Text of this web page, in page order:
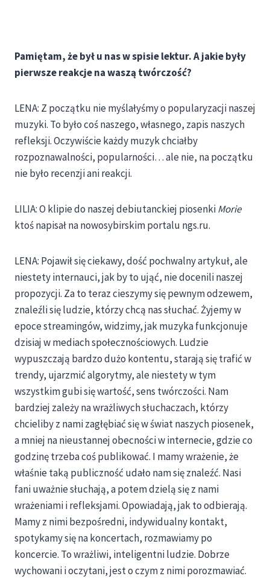
Pamiętam, że był u nas w spisie lektur. A jakie były
pierwsze reakcje na waszą twórczość?
LENA: Z początku nie myślałyśmy o popularyzacji naszej
muzyki. To było coś naszego, własnego, zapis naszych
refleksji. Oczywiście każdy muzyk chciałby
rozpoznawalności, popularności… ale nie, na początku
nie było recenzji ani reakcji.
LILIA: O klipie do naszej debiutanckiej piosenkiMorie
ktoś napisał na nowosybirskim portalu ngs.ru.
LENA: Pojawił się ciekawy, dość pochwalny artykuł, ale
niestety internauci, jak by to ująć, nie docenili naszej
propozycji. Za to teraz cieszymy się pewnym odzewem,
znaleźli się ludzie, którzy chcą nas słuchać. Żyjemy w
epoce streamingów, widzimy, jak muzyka funkcjonuje
dzisiaj w mediach społecznościowych. Ludzie
wypuszczają bardzo dużo kontentu, starają się trafić w
trendy, ujarzmić algorytmy, ale niestety w tym
wszystkim gubi się wartość, sens twórczości. Nam
bardziej zależy na wrażliwych słuchaczach, którzy
chcieliby z nami zagłębiać się w świat naszych piosenek,
a mniej na nieustannej obecności w internecie, gdzie co
godzinę trzeba coś publikować. I mamy wrażenie, że
właśnie taką publiczność udało nam się znaleźć. Nasi
fani uważnie słuchają, a potem dzielą się z nami
wrażeniami i refleksjami. Opowiadają, jak to odbierają.
Mamy z nimi bezpośredni, indywidualny kontakt,
spotykamy się na koncertach, rozmawiamy po
koncercie. To wrażliwi, inteligentni ludzie. Dobrze
wychowani i oczytani, jest o czym z nimi porozmawiać.